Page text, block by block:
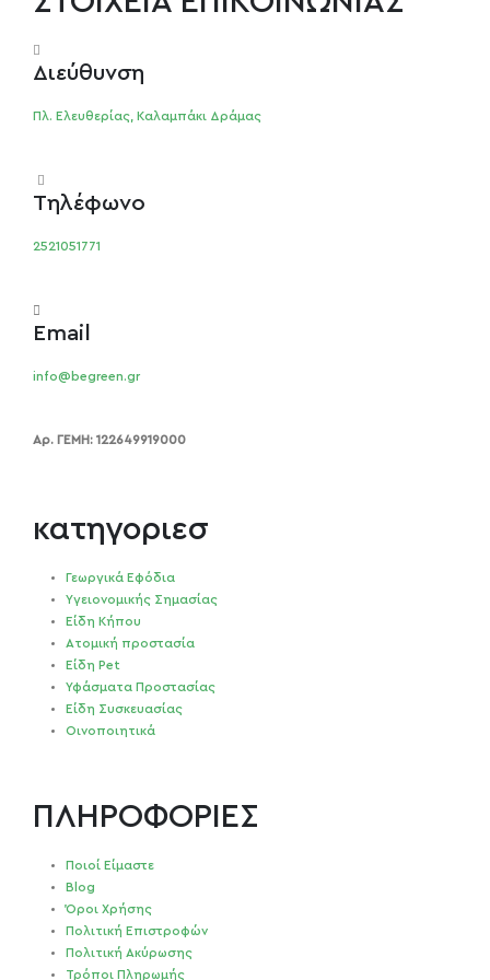
Διεύθυνση
Πλ. Ελευθερίας, Καλαμπάκι Δράμας
Τηλέφωνο
2521051771
Email
info@begreen.gr
Αρ. ΓΕΜΗ: 122649919000
κατηγοριεσ
Γεωργικά Εφόδια
Υγειονομικής Σημασίας
Είδη Κήπου
Ατομική προστασία
Είδη Pet
Υφάσματα Προστασίας
Είδη Συσκευασίας
Οινοποιητικά
ΠΛΗΡΟΦΟΡΙΕΣ
Ποιοί Είμαστε
Blog
Όροι Χρήσης
Πολιτική Επιστροφών
Πολιτική Ακύρωσης
Τρόποι Πληρωμής